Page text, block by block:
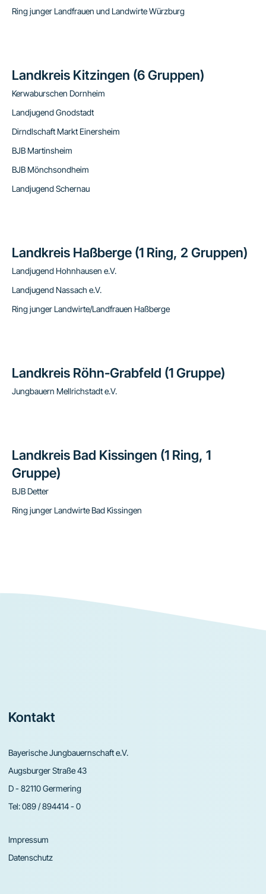
Ring junger Landfrauen und Landwirte Würzburg
Landkreis Kitzingen (6 Gruppen)
Kerwaburschen Dornheim
Landjugend Gnodstadt
Dirndlschaft Markt Einersheim
BJB Martinsheim
BJB Mönchsondheim
Landjugend Schernau
Landkreis Haßberge (1 Ring, 2 Gruppen)
Landjugend Hohnhausen e.V.
Landjugend Nassach e.V.
Ring junger Landwirte/Landfrauen Haßberge
Landkreis Röhn-Grabfeld (1 Gruppe)
Jungbauern Mellrichstadt e.V.
Landkreis Bad Kissingen (1 Ring, 1
Gruppe)
BJB Detter
Ring junger Landwirte Bad Kissingen
Footer
Kontakt
Bayerische Jungbauernschaft e.V.
Augsburger Straße 43
D - 82110 Germering
Tel:089 / 894414 - 0
Impressum
Datenschutz